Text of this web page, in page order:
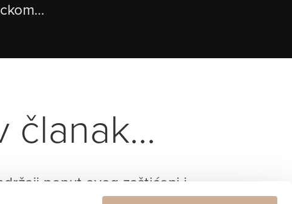
članak...
poput ovog zaštićeni i